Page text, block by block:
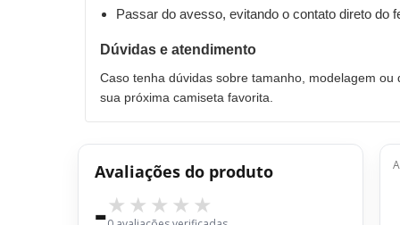
Passar do avesso, evitando o contato direto do
Dúvidas e atendimento
Caso tenha dúvidas sobre tamanho, modelagem
sua próxima camiseta favorita.
Avaliações do produto
-